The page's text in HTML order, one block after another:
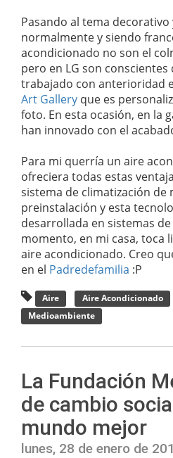
Pasando al tema decorativo
normalmente y siendo
acondicionado no son el
pero en LG son conscientes
trabajado con anterioridad
Art Gallery que es
foto. En esta ocasión, en la
han innovado con el
Para mi querría un aire
ofreciera todas estas
sistema de climatización de
preinstalación y esta
desarrollada en sistemas
momento, en mi casa, toca
aire acondicionado. Creo
en el Padredefamilia :P
Aire Aire Acondicionado
Medioambiente
La Fundación
de cambio
mundo mejor
lunes, 28 de enero de